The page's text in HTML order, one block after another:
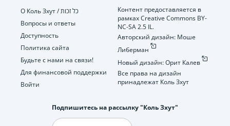
О Коль Зхут / כל זכות
Вопросы и ответы
Доступность
Политика сайта
Будьте с нами на связи!
Для финансовой поддержки
Войти
Контент предоставляется в
рамках Creative Commons BY-
NC-SA 2.5 IL.
Авторский дизайн: Моше
Либерман
Новый дизайн: Орит Калев
Все права на дизайн
принадлежат Коль Зхут
Подпишитесь на рассылку "Коль Зхут"
Электронная